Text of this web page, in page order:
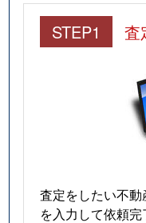
STEP1 査
査定をしたい不
を入力して依頼